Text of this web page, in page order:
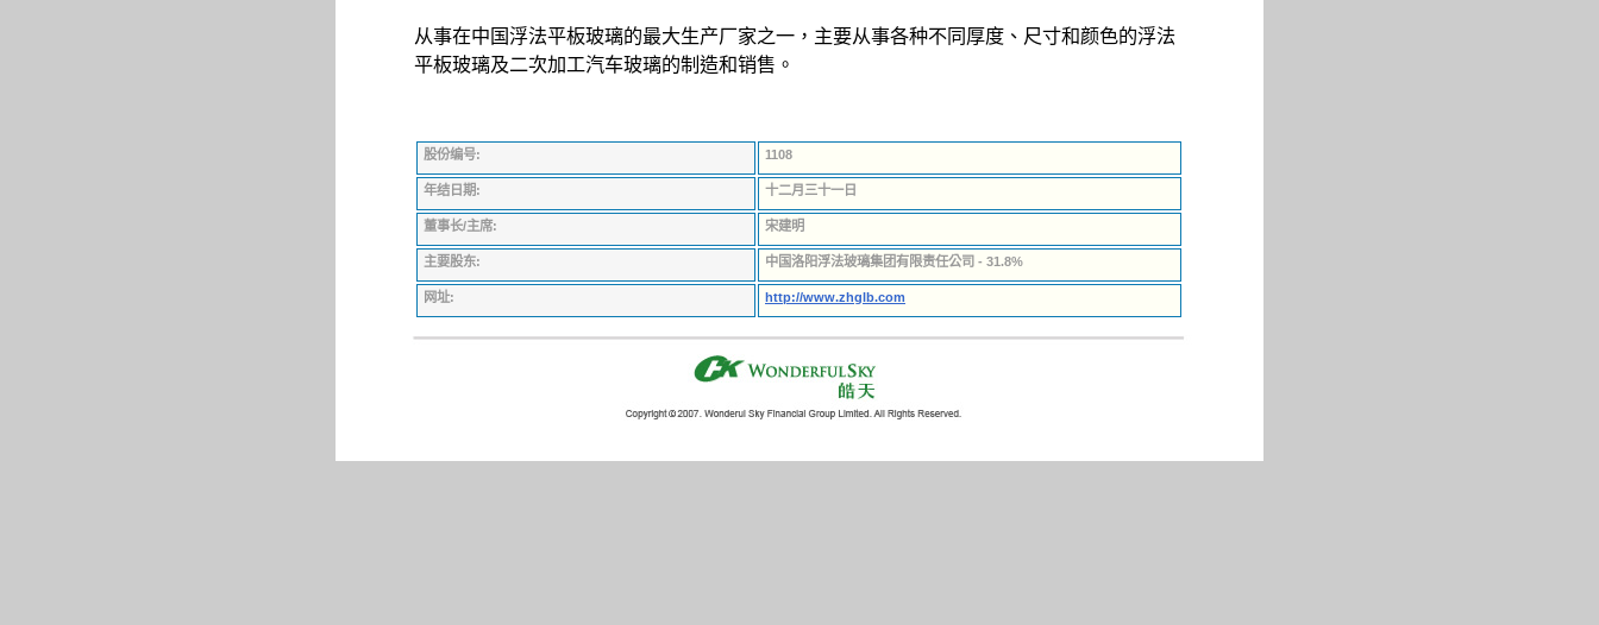
从事在中国浮法平板玻璃的最大生产厂家之一，主要从事各种不同厚度、尺寸和颜色的浮法
平板玻璃及二次加工汽车玻璃的制造和销售。
股份编号: 1108
年结日期: 十二月三十一日
董事长/主席: 宋建明
主要股东: 中国洛阳浮法玻璃集团有限责任公司 - 31.8%
网址: http://www.zhglb.com